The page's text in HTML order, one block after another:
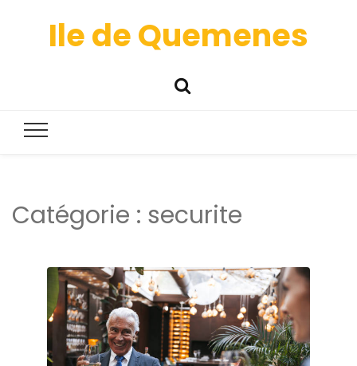
Ile de Quemenes
Catégorie : securite